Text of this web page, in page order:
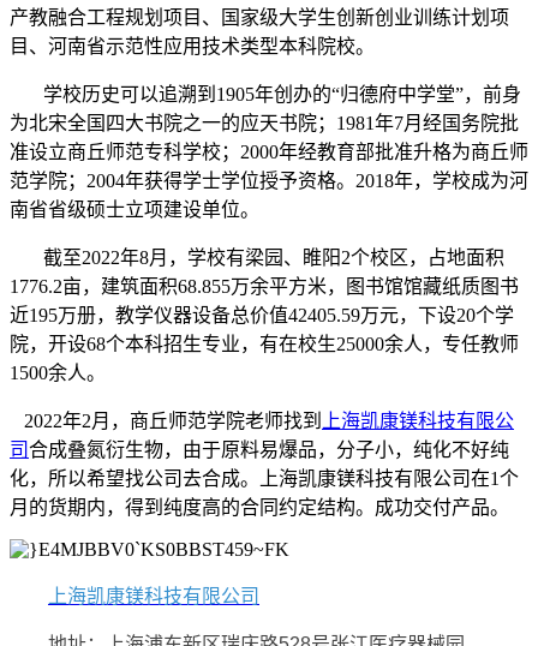
产教融合工程规划项目、国家级大学生创新创业训练计划项
目、河南省示范性应用技术类型本科院校。
学校历史可以追溯到1905年创办的“归德府中学堂”，前身
为北宋全国四大书院之一的应天书院；1981年7月经国务院批
准设立商丘师范专科学校；2000年经教育部批准升格为商丘师
范学院；2004年获得学士学位授予资格。2018年，学校成为河
南省省级硕士立项建设单位。
截至2022年8月，学校有梁园、睢阳2个校区，占地面积
1776.2亩，建筑面积68.855万余平方米，图书馆馆藏纸质图书
近195万册，教学仪器设备总价值42405.59万元，下设20个学
院，开设68个本科招生专业，有在校生25000余人，专任教师
1500余人。
2022年2月，商丘师范学院老师找到
上海凯康镁科技有限公
司合成叠氮衍生物，由于原料易爆品，分子小，纯化不好纯
化，所以希望找公司去合成。上海凯康镁科技有限公司在1个
月的货期内，得到纯度高的合同约定结构。成功交付产品。
上海凯康镁科技有限公司